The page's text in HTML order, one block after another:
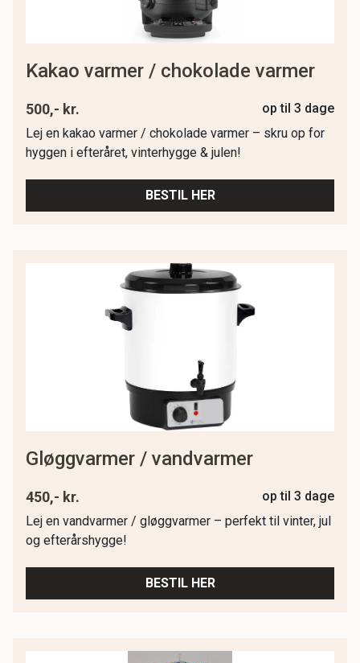
kakao varmer / chokolade varmer
500,- kr.
op til 3 dage
Lej en kakao varmer / chokolade varmer – skru op for
hyggen i efteråret, vinterhygge & julen!
BESTIL HER
gløggvarmer / vandvarmer
450,- kr.
op til 3 dage
Lej en vandvarmer / gløggvarmer – perfekt til vinter, jul
og efterårshygge!
BESTIL HER